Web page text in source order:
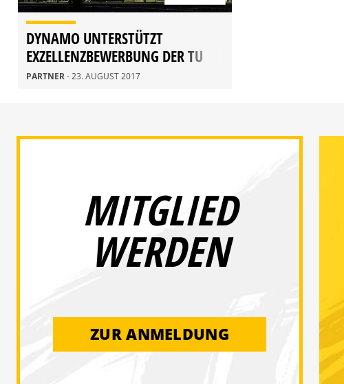
DYNAMO UNTERSTÜTZT
EXZELLENZBEWERBUNG DER TU
DRESDEN
PARTNER- 23. AUGUST 2017
MITGLIED
WERDEN
ZUR ANMELDUNG